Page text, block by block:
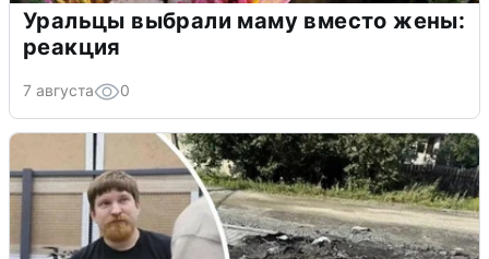
Уральцы выбрали маму вместо жены:
реакция
7 августа 0